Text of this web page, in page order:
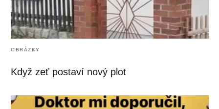
OBRÁZKY
Když zeť postaví nový plot